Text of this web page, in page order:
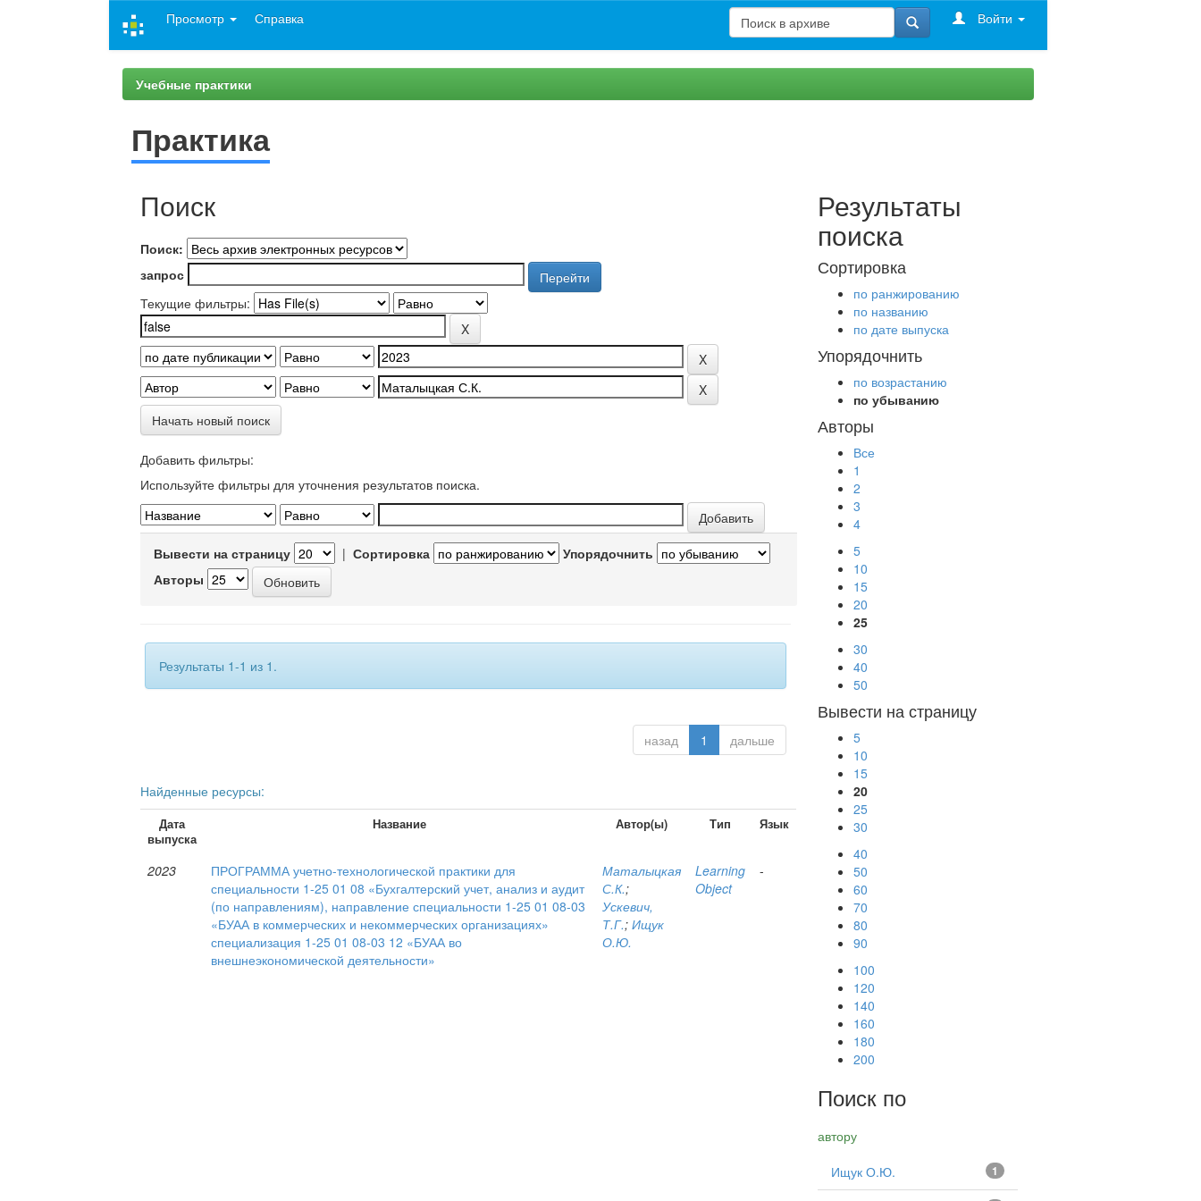
Просмотр Справка Войти
Учебные практики
Практика
Поиск
Поиск:
запрос
Текущие фильтры:
Начать новый поиск
Добавить фильтры:
Используйте фильтры для уточнения результатов поиска.
Вывести на страницу | Сортировка
Упорядочнить
Авторы
Результаты 1-1 из 1.
назад 1 дальше
Найденные ресурсы:
Дата
выпуска
Название Автор(ы) Тип Язык
2023
ПРОГРАММА учетно-технологической практики для
специальности 1-25 01 08 «Бухгалтерский учет, анализ и аудит
(по направлениям), направление специальности 1-25 01 08-03
«БУАА в коммерческих и некоммерческих организациях»
специализация 1-25 01 08-03 12 «БУАА во
внешнеэкономической деятельности»
Маталыцкая
С.К.;
Ускевич,
Т.Г.;Ищук
О.Ю.
Learning
Object
-
Результаты
поиска
Сортировка
по ранжированию
по названию
по дате выпуска
Упорядочнить
по возрастанию
по убыванию
Авторы
Все
1
2
3
4
5
10
15
20
25
30
40
50
Вывести на страницу
5
10
15
20
25
30
40
50
60
70
80
90
100
120
140
160
180
200
Поиск по
автору
1
Ищук О.Ю.